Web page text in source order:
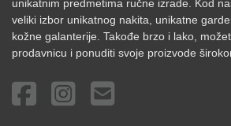
unikatnim predmetima ručne izrade. Kod
veliki izbor unikatnog nakita, unikatne
kožne galanterije. Takođe brzo i lako,
prodavnicu i ponuditi svoje proizvode